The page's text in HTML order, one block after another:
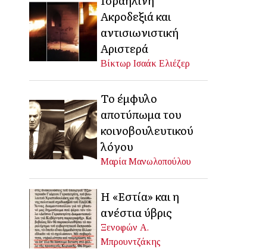
Ακροδεξιά και
αντισιωνιστική
Αριστερά
Βίκτωρ Ισαάκ Ελιέζερ
Το έμφυλο
αποτύπωμα του
κοινοβουλευτικού
λόγου
Μαρία Μανωλοπούλου
Η «Εστία» και η
ανέστια ύβρις
Ξενοφών Α.
Μπρουντζάκης